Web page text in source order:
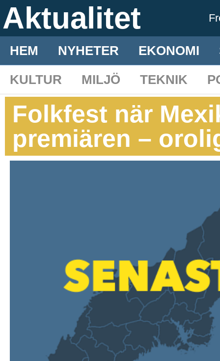
Aktualitet
HEM NYHETER EKONOMI
KULTUR
MILJÖ TEKNIK
Folkfest när
premiären –